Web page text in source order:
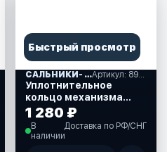
Быстрый просмотр
САЛЬНИКИ- ПРОКЛАДКИ "MERCURY" (16) Артикул: 893917A01
Уплотнительное
кольцо механизма
ручного подъема для
Mercury 30-40 л.с.
(893917A01)
1 280 ₽
В
наличии
Доставка по РФ/СНГ